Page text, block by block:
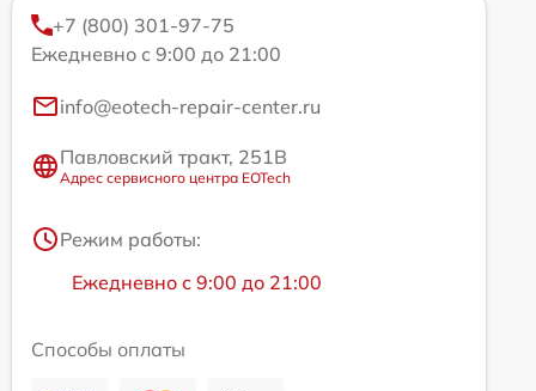
+7 (800) 301-97-75
Ежедневно с 9:00 до 21:00
info@eotech-repair-center.ru
Павловский тракт, 251В
Адрес сервисного центра EOTech
Режим работы:
Ежедневно с 9:00 до 21:00
Способы оплаты